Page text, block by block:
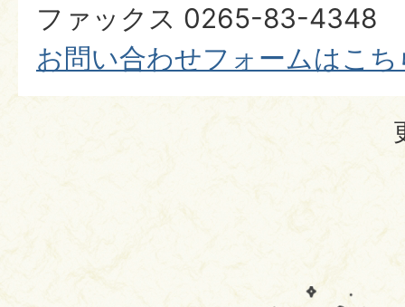
ファックス 0265-83-4348
お問い合わせフォームはこち